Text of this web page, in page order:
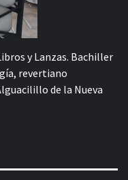
y Lanzas. Bachiller
revertiano
de la Nueva